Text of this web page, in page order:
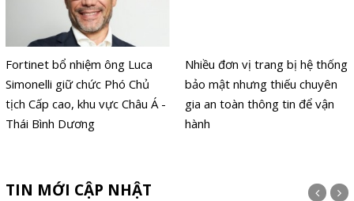
Fortinet bổ nhiệm ông Luca
Simonelli giữ chức Phó Chủ
tịch Cấp cao, khu vực Châu Á -
Thái Bình Dương
Nhiều đơn vị trang bị hệ thống
bảo mật nhưng thiếu chuyên
gia an toàn thông tin để vận
hành
TIN MỚI CẬP NHẬT